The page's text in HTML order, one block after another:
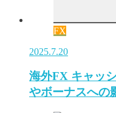
FX
2025.7.20
海外FX キャッ
やボーナスへの